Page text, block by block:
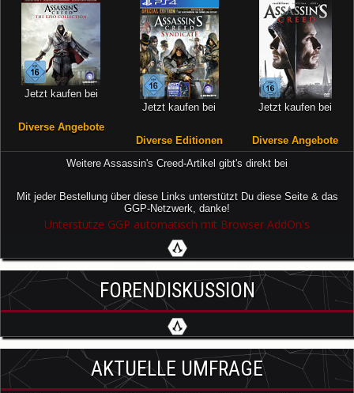
Jetzt kaufen bei
Diverse Angebote
Jetzt kaufen bei
Diverse Editionen
Jetzt kaufen bei
Diverse Angebote
Weitere Assassin's Creed-Artikel gibt's direkt bei
Mit jeder Bestellung über diese Links unterstützt Du diese Seite & das
GGP-Netzwerk, danke!
Unterstütze GGP automatisch mit Browser AddOn's
FORENDISKUSSION
AKTUELLE UMFRAGE